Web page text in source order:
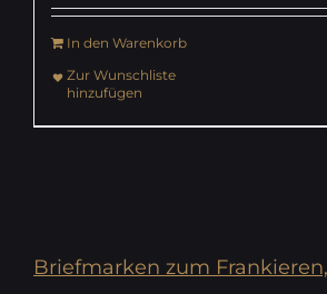
In den Warenkorb
Zur Wunschliste
hinzufügen
Briefmarken zum